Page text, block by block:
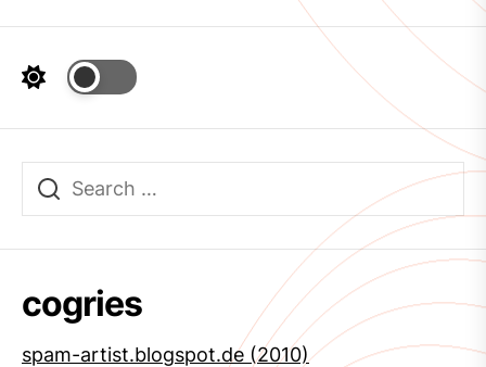
cogries
spam-artist.blogspot.de (2010)